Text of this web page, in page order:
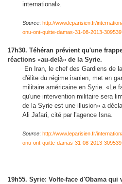
international».
Source: http://www.leparisien.fr/
onu-ont-quitte-damas-31-08-2013-
17h30. Téhéran prévient qu'une
réactions «au-delà» de la Syrie.
En Iran, le chef des Gardiens de
d'élite du régime iranien, met en
militaire américaine en Syrie. «Le
qu'une intervention militaire sera
de la Syrie est une illusion» a
Ali Jafari, cité par l'agence Isna.
Source: http://www.leparisien.fr/
onu-ont-quitte-damas-31-08-2013-
19h55. Syrie: Volte-face d'Obama qui